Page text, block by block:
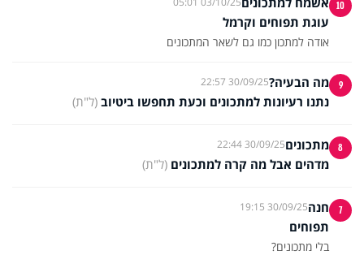
10
עוגת תפוחים וקרמל
אודה למתכון כמו גם לשאר המתכונים
9 מה הבעיה?30/09/25 22:57
נתנו רעיונות למתכונים וכעת תחפשו ביטיוב (ל"ת)
8 מתכונים30/09/25 22:44
מדהים אבל מה קרה למתכונים (ל"ת)
7 חנה30/09/25 19:15
תפוחים
בלי מתכונים?